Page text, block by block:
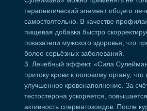
терапевтический элемент общего
самостоятельно. В качестве
пищевая добавка быстро
показатели мужского здоровья, что
более серьёзных заболеваний.
Лечебный эффект. «Сила
притоку крови к половому органу, что
улучшенное кровенаполнение. За
тестостерона ускоряется,
активность сперматозоидов. После